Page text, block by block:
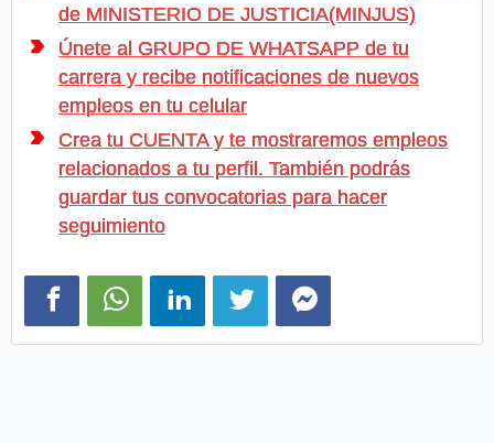
de MINISTERIO DE JUSTICIA(MINJUS)
Únete al GRUPO DE WHATSAPP de tu
carrera y recibe notificaciones de nuevos
empleos en tu celular
Crea tu CUENTA y te mostraremos empleos
relacionados a tu perfil. También podrás
guardar tus convocatorias para hacer
seguimiento